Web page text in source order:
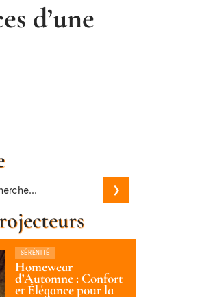
d’une
SÉRÉNITÉ
Homewear
d’Automne : Confort
et Élégance pour la